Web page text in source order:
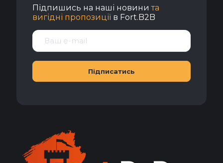
Підпишись на наші новинита
вигідні пропозиції в Fort.B2B